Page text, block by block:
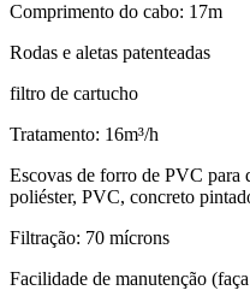
Comprimento do cabo: 17m
Rodas e aletas patenteadas
filtro de cartucho
Tratamento: 16m³/h
Escovas de forro de PVC para
poliéster, PVC, concreto
Filtração: 70 mícrons
Facilidade de manutenção